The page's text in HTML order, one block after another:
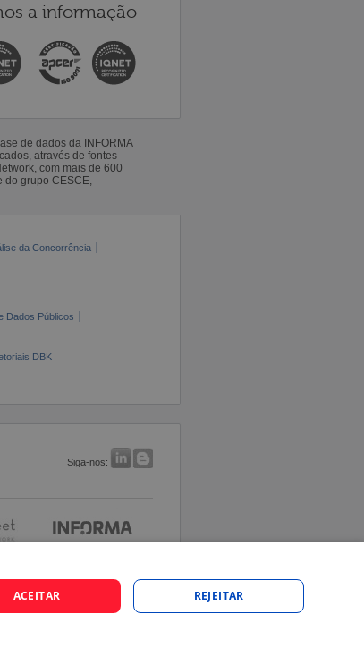
a informação
de dados da INFORMA
através de fontes
com mais de 600
grupo CESCE,
da Concorrência
Dados Públicos
DBK
Siga-nos:
ACEITAR REJEITAR